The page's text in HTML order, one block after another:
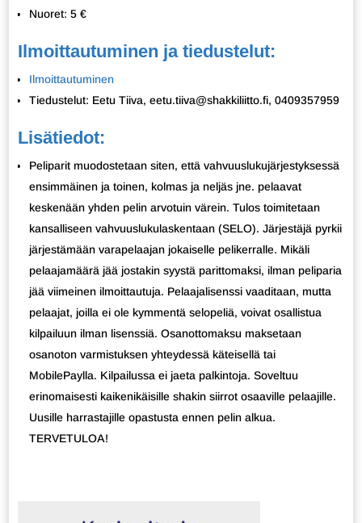
Nuoret: 5 €
Ilmoittautuminen ja tiedustelut:
Ilmoittautuminen
Tiedustelut: Eetu Tiiva, eetu.tiiva@shakkiliitto.fi, 0409357959
Lisätiedot:
Peliparit muodostetaan siten, että vahvuuslukujärjestyksessä
ensimmäinen ja toinen, kolmas ja neljäs jne. pelaavat
keskenään yhden pelin arvotuin värein. Tulos toimitetaan
kansalliseen vahvuuslukulaskentaan (SELO). Järjestäjä pyrkii
järjestämään varapelaajan jokaiselle pelikerralle. Mikäli
pelaajamäärä jää jostakin syystä parittomaksi, ilman peliparia
jää viimeinen ilmoittautuja. Pelaajalisenssi vaaditaan, mutta
pelaajat, joilla ei ole kymmentä selopeliä, voivat osallistua
kilpailuun ilman lisenssiä. Osanottomaksu maksetaan
osanoton varmistuksen yhteydessä käteisellä tai
MobilePaylla. Kilpailussa ei jaeta palkintoja. Soveltuu
erinomaisesti kaikenikäisille shakin siirrot osaaville pelaajille.
Uusille harrastajille opastusta ennen pelin alkua.
TERVETULOA!